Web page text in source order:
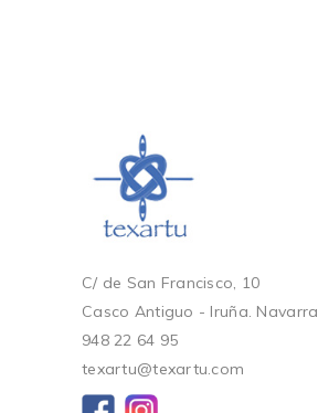
C/ de San Francisco, 10
Casco Antiguo - Iruña. Navarra
948 22 64 95
texartu@texartu.com